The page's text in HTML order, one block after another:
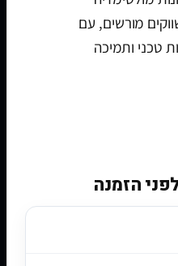
מורשים, עם
טכני ותמיכה
הזמנה